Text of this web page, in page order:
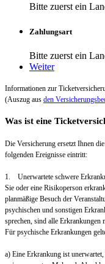
Bitte zuerst ein
Zahlungsart
Bitte zuerst ein
Weiter
Informationen zur
(Auszug aus den
Was ist eine
Die Versicherung ersetzt Ihnen
folgenden Ereignisse eintritt:
1. Unerwartete schwere
Sie oder eine Risikoperson
planmäßige Besuch der
psychischen und sonstigen
sprechen, sind alle Erkrankungen
Für psychische Erkrankungen
a) Eine Erkrankung ist